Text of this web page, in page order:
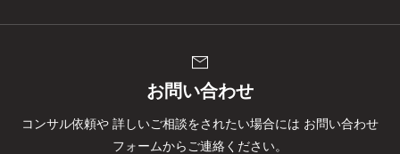
mail
お問い合わせ
コンサル依頼や 詳しいご相談をされたい場合には お問い合わせ
フォームからご連絡ください。